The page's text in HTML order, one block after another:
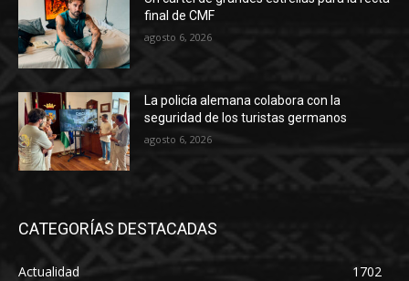
final de CMF
agosto 6, 2026
La policía alemana colabora con la
seguridad de los turistas germanos
agosto 6, 2026
CATEGORÍAS DESTACADAS
Actualidad
1702